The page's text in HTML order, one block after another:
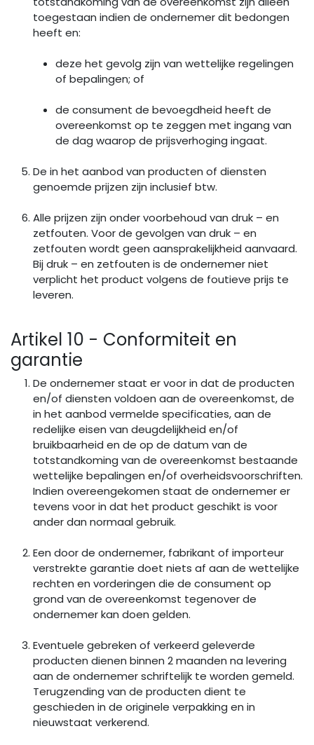
toegestaan indien de ondernemer dit bedongen
heeft en:
deze het gevolg zijn van wettelijke regelingen
of bepalingen; of
de consument de bevoegdheid heeft de
overeenkomst op te zeggen met ingang van
de dag waarop de prijsverhoging ingaat.
De in het aanbod van producten of diensten
genoemde prijzen zijn inclusief btw.
Alle prijzen zijn onder voorbehoud van druk – en
zetfouten. Voor de gevolgen van druk – en
zetfouten wordt geen aansprakelijkheid aanvaard.
Bij druk – en zetfouten is de ondernemer niet
verplicht het product volgens de foutieve prijs te
leveren.
Artikel 10 - Conformiteit en
garantie
De ondernemer staat er voor in dat de producten
en/of diensten voldoen aan de overeenkomst, de
in het aanbod vermelde specificaties, aan de
redelijke eisen van deugdelijkheid en/of
bruikbaarheid en de op de datum van de
totstandkoming van de overeenkomst bestaande
wettelijke bepalingen en/of overheidsvoorschriften.
Indien overeengekomen staat de ondernemer er
tevens voor in dat het product geschikt is voor
ander dan normaal gebruik.
Een door de ondernemer, fabrikant of importeur
verstrekte garantie doet niets af aan de wettelijke
rechten en vorderingen die de consument op
grond van de overeenkomst tegenover de
ondernemer kan doen gelden.
Eventuele gebreken of verkeerd geleverde
producten dienen binnen 2 maanden na levering
aan de ondernemer schriftelijk te worden gemeld.
Terugzending van de producten dient te
geschieden in de originele verpakking en in
nieuwstaat verkerend.